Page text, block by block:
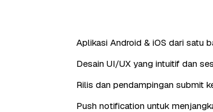
Aplikasi Android & iOS dari satu
Desain UI/UX yang intuitif dan
Rilis dan pendampingan submit
Push notification untuk